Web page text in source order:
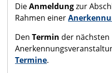
DieAnmeldungzur
Rahmen einer
Den Termin der nächsten
Termine.